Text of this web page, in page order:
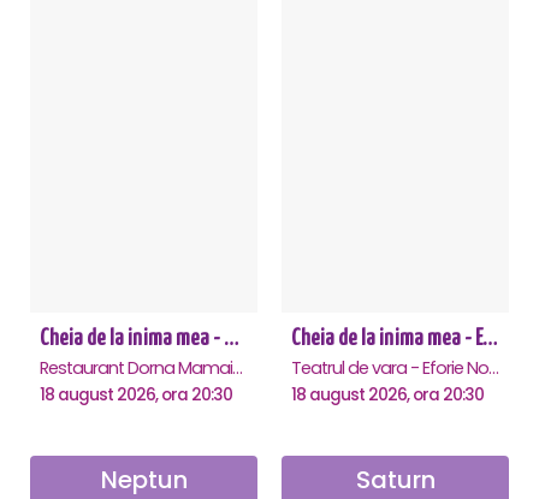
Cheia de la inima mea - Mamaia
Restaurant Dorna Mamaia, Mamaia
18 august 2026, ora 20:30
Cheia de la inima mea - Eforie Nord
Teatrul de vara - Eforie Nord, Eforie-Nord
18 august 2026, ora 20:30
Neptun Saturn